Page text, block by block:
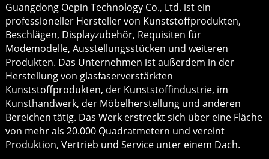
Guangdong Oepin Technology Co., Ltd. ist ein
professioneller Hersteller von Kunststoffprodukten,
Beschlägen, Displayzubehör, Requisiten für
Modemodelle, Ausstellungsstücken und weiteren
Produkten. Das Unternehmen ist außerdem in der
Herstellung von glasfaserverstärkten
Kunststoffprodukten, der Kunststoffindustrie, im
Kunsthandwerk, der Möbelherstellung und anderen
Bereichen tätig. Das Werk erstreckt sich über eine Fläche
von mehr als 20.000 Quadratmetern und vereint
Produktion, Vertrieb und Service unter einem Dach.